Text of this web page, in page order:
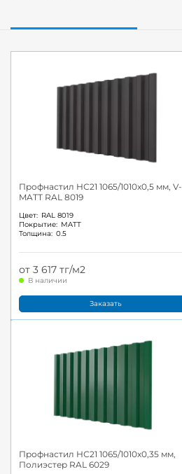
Профнастил НС21 1065/1010x0,5 мм, V-
MATT RAL 8019
Цвет: RAL 8019
Покрытие: MATT
Толщина: 0.5
от 3 617 тг/м2
В наличии
Заказать
Профнастил НС21 1065/1010x0,35 мм,
Полиэстер RAL 6029